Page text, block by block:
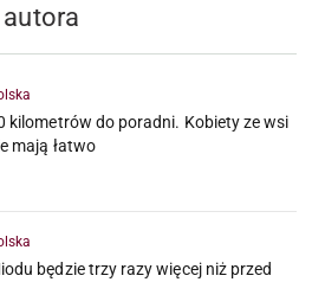
kilometrów do poradni. Kobiety ze wsi
mają łatwo
będzie trzy razy więcej niż przed